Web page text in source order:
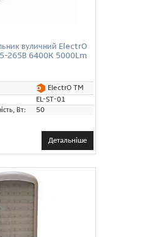
вуличний ElectrO
265В 6400K 5000Lm
ElectrO TM
EL-ST-01
Вт:
50
Детальніше